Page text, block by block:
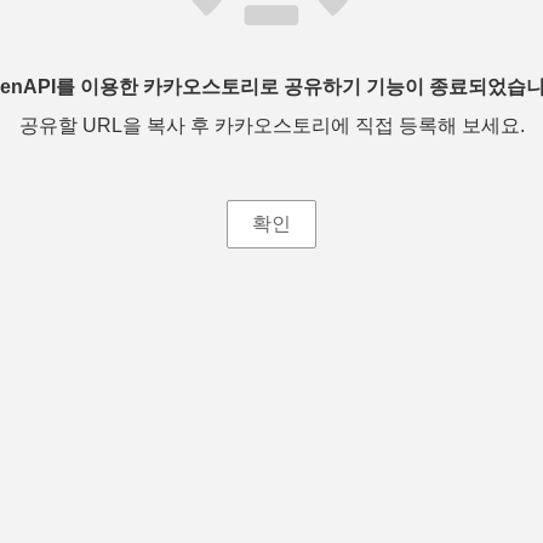
를 이용한 카카오스토리로 공유하기 기능이 종료되었습
공유할 URL을 복사 후 카카오스토리에 직접 등록해 보세요.
확인